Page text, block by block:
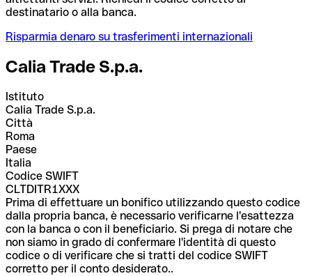
destinatario o alla banca.
Risparmia denaro su trasferimenti internazionali
Calia Trade S.p.a.
Istituto
Calia Trade S.p.a.
Città
Roma
Paese
Italia
Codice SWIFT
CLTDITR1XXX
Prima di effettuare un bonifico utilizzando questo codice
dalla propria banca, è necessario verificarne l'esattezza
con la banca o con il beneficiario. Si prega di notare che
non siamo in grado di confermare l'identità di questo
codice o di verificare che si tratti del codice SWIFT
corretto per il conto desiderato..